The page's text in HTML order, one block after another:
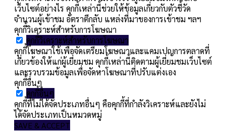
เว็บไซต์อย่างไร คุกกี้เหล่านี้ช่วยให้ข้อมูลเกี่ยวกับตัวชี้วัด
จำนวนผู้เข้าชม อัตราตีกลับ แหล่งที่มาของการเข้าชม ฯลฯ
คุกกี้วิเคราะห์สำหรับการโฆษณา
คุกกี้วิเคราะห์สำหรับการโฆษณา
คุกกี้โฆษณาใช้เพื่อจัดเตรียมโฆษณาและแคมเปญการตลาดที่
เกี่ยวข้องให้แก่ผู้เยี่ยมชม คุกกี้เหล่านี้ติดตามผู้เยี่ยมชมเว็บไซต์
และรวบรวมข้อมูลเพื่อจัดหาโฆษณาที่ปรับแต่งเอง
คุกกี้อื่นๆ
คุกกี้อื่นๆ
คุกกี้ที่ไม่ได้จัดประเภทอื่นๆ คือคุกกี้ที่กำลังวิเคราะห์และยังไม่
ได้จัดประเภทเป็นหมวดหมู่
SAVE & ACCEPT